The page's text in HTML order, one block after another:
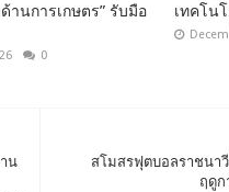
านการเกษตร” รับมือ
0
เทคโน
สโมสรฟุตบอลราชนา
ฤดูก
น